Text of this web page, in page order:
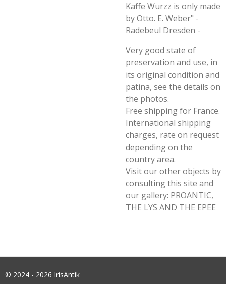
Kaffe Wurzz is only made
by Otto. E. Weber" -
Radebeul Dresden -
Very good state of
preservation and use, in
its original condition and
patina, see the details on
the photos.
Free shipping for France.
International shipping
charges, rate on request
depending on the
country area.
Visit our other objects by
consulting this site and
our gallery: PROANTIC,
THE LYS AND THE EPEE
© 2024 - 2026 IrisAntik